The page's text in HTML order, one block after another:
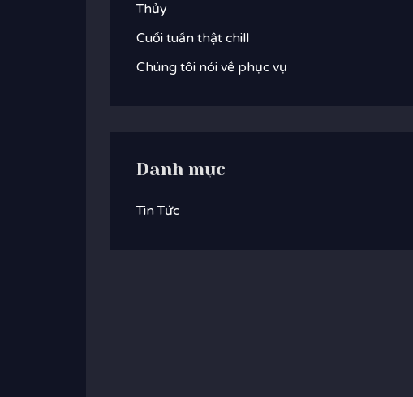
Thủy
Cuối tuần thật chill
Chúng tôi nói về phục vụ
Danh mục
Tin Tức